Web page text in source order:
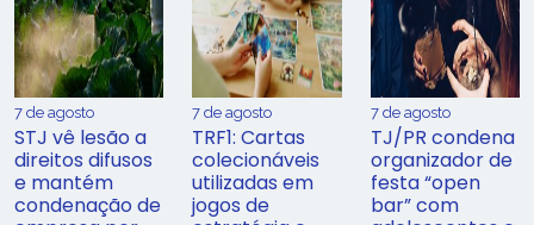
7 de agosto
STJ vê lesão a
direitos difusos
e mantém
condenação de
7 de agosto
TRF1: Cartas
colecionáveis
utilizadas em
jogos de
7 de agosto
TJ/PR condena
organizador de
festa “open
bar” com